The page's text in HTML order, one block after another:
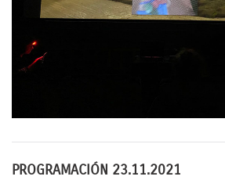
PROGRAMACIÓN 23.11.2021